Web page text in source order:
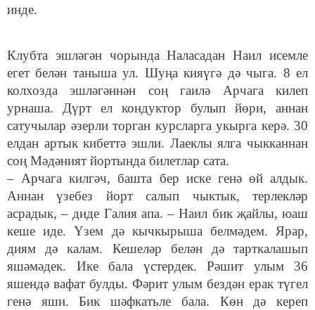
инде.
Клубта эшләгән чорында Наласадан Наил исемле
егет белән таныша ул. Шуңа кияүгә дә чыга. 8 ел
колхозда эшләгәннән соң гаилә Арчага килеп
урнаша. Дүрт ел кондуктор булып йөри, аннан
сатучылар әзерли торган курсларга укырга керә. 30
елдан артык кибеттә эшли. Лаеклы ялга чыкканнан
соң Мәдәният йортында билетлар сата.
– Арчага килгәч, башта бер иске генә өй алдык.
Аннан үзебез йорт салып чыктык, терлекләр
асрадык, – диде Галия апа. – Наил бик җайлы, юаш
кеше иде. Үзем дә кычкырыша белмәдем. Ярар,
диям дә калам. Кешеләр белән дә тарткалашып
яшәмәдек. Ике бала үстердек. Рәшит улым 36
яшендә вафат булды. Фәрит улым бездән ерак түгел
генә яши. Бик шәфкатьле бала. Көн дә кереп